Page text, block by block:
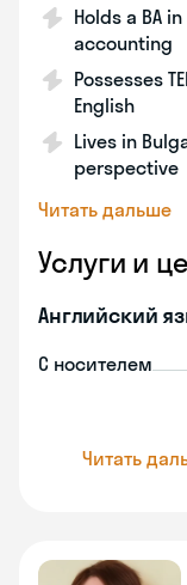
Holds a BA
accounting
Possesses
English
Lives in
perspective
Читать дальше
Услуги и
Английский
С носителем
Читать